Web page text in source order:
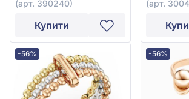
(арт. 390240)
Купити
(арт.
-56% -56%